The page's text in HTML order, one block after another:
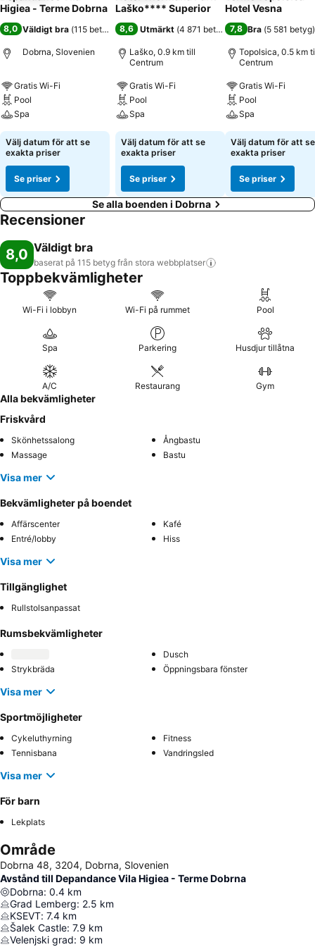
Higiea - Terme Dobrna
8,0 Väldigt bra (115 betyg
Dobrna, Slovenien
Gratis Wi-Fi
Pool
Spa
Välj datum för att se
exakta priser
Se priser
Laško**** Superior
8,6 Utmärkt (4 871 betyg)
Laško, 0.9 km till
Centrum
Gratis Wi-Fi
Pool
Spa
Välj datum för att se
exakta priser
Se priser
Hotel Vesna
7,8 Bra (5 581 betyg)
Topolsica, 0.5 km
Centrum
Gratis Wi-Fi
Pool
Spa
Välj datum för att se
exakta priser
Se priser
Se alla boenden i Dobrna
Recensioner
8,0 Väldigt bra
baserat på 115 betyg från stora webbplatser
Toppbekvämligheter
Wi-Fi i lobbyn Wi-Fi på rummet Pool
Spa Parkering Husdjur tillåtna
A/C Restaurang Gym
Alla bekvämligheter
Friskvård
Skönhetssalong
Ångbastu
Massage
Bastu
Visa mer
Bekvämligheter på boendet
Affärscenter
Kafé
Entré/lobby
Hiss
Visa mer
Tillgänglighet
Rullstolsanpassat
Rumsbekvämligheter
Dusch
Strykbräda
Öppningsbara fönster
Visa mer
Sportmöjligheter
Cykeluthyrning
Fitness
Tennisbana
Vandringsled
Visa mer
För barn
Lekplats
Område
Dobrna 48, 3204, Dobrna, Slovenien
Avstånd till Depandance Vila Higiea - Terme Dobrna
Dobrna: 0.4 km
Grad Lemberg: 2.5 km
KSEVT: 7.4 km
Šalek Castle: 7.9 km
Velenjski grad: 9 km